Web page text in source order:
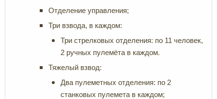
Отделение управления;
Три взвода, в каждом:
Три стрелковых отделения: по 11 человек,
2 ручных пулемёта в каждом.
Тяжелый взвод:
Два пулеметных отделения: по 2
станковых пулемета в каждом;